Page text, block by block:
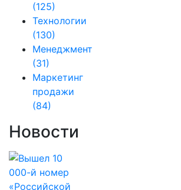
(125)
Технологии
(130)
Менеджмент
(31)
Маркетинг
продажи
(84)
Новости